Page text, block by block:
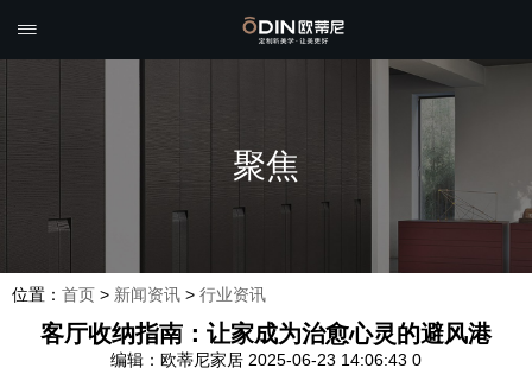

聚焦
位置： 首页 > 新闻资讯 > 行业资讯
客厅收纳指南：让家成为治愈心灵的避风港
编辑：欧蒂尼家居 2025-06-23 14:06:43 0